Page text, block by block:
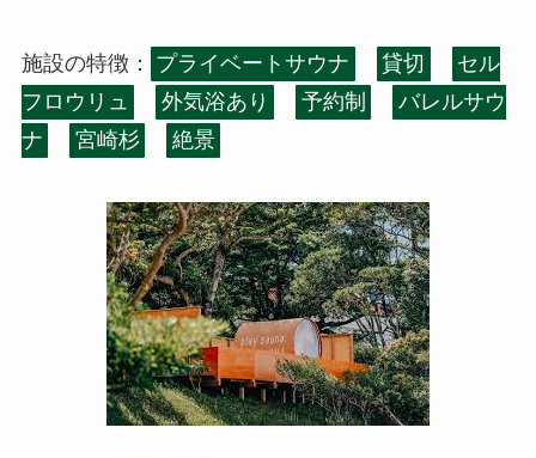
施設の特徴： プライベートサウナ 貸切
セル
フロウリュ
外気浴あり 予約制
バレルサウ
ナ
宮崎杉 絶景